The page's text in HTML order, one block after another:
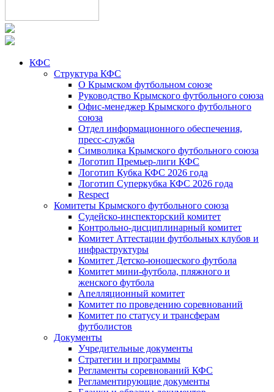
КФС
Структура КФС
О Крымском футбольном союзе
Руководство Крымского футбольного союза
Офис-менеджер Крымского футбольного
союза
Отдел информационного обеспечения,
пресс-служба
Символика Крымского футбольного союза
Логотип Премьер-лиги КФС
Логотип Кубка КФС 2026 года
Логотип Суперкубка КФС 2026 года
Respect
Комитеты Крымского футбольного союза
Судейско-инспекторский комитет
Контрольно-дисциплинарный комитет
Комитет Аттестации футбольных клубов и
инфраструктуры
Комитет Детско-юношеского футбола
Комитет мини-футбола, пляжного и
женского футбола
Апелляционный комитет
Комитет по проведению соревнований
Комитет по статусу и трансферам
футболистов
Документы
Учредительные документы
Стратегии и программы
Регламенты соревнований КФС
Регламентирующие документы